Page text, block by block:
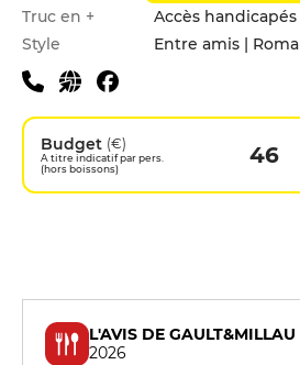
Truc en +
Accès handicapés
Style
Entre amis |
Budget (€)
A titre indicatif par pers.
(hors boissons)
46
L'AVIS DE GAULT&MILLAU
2026